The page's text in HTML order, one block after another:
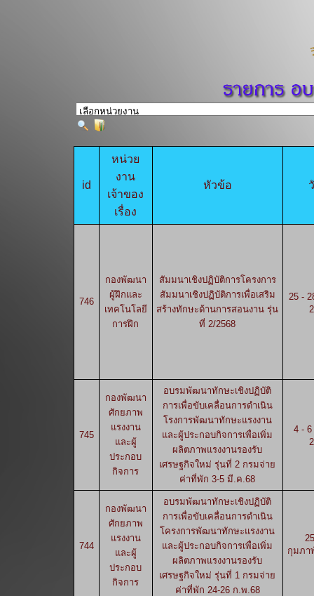
id
หน่วย
งาน
เจ้าของ
เรื่อง
หัวข้อ
746
กองพัฒนา
ผู้ฝึกและ
เทคโนโลยี
การฝึก
สัมมนาเชิงปฏิบัติการโครงการ
สัมมนาเชิงปฏิบัติการเพื่อเสริม
สร้างทักษะด้านการสอนงาน รุ่น
ที่ 2/2568
25 -
745
กองพัฒนา
ศักยภาพ
แรงงาน
และผู้
ประกอบ
กิจการ
อบรมพัฒนาทักษะเชิงปฏิบัติ
การเพื่อขับเคลื่อนการดำเนิน
โรงการพัฒนาทักษะแรงงาน
และผู้ประกอบกิจการเพื่อเพิ่ม
ผลิตภาพแรงงานรองรับ
เศรษฐกิจใหม่ รุ่นที่ 2 กรมจ่าย
ค่าที่พัก 3-5 มี.ค.68
4 -
744
กองพัฒนา
ศักยภาพ
แรงงาน
และผู้
ประกอบ
กิจการ
อบรมพัฒนาทักษะเชิงปฏิบัติ
การเพื่อขับเคลื่อนการดำเนิน
โครงการพัฒนาทักษะแรงงาน
และผู้ประกอบกิจการเพื่อเพิ่ม
ผลิตภาพแรงงานรองรับ
เศรษฐกิจใหม่ รุ่นที่ 1 กรมจ่าย
ค่าที่พัก 24-26 ก.พ.68
กุมภา